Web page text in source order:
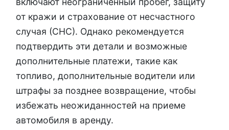
от кражи и страхование от несчастного
случая (СНС). Однако рекомендуется
подтвердить эти детали и возможные
дополнительные платежи, такие как
топливо, дополнительные водители или
штрафы за позднее возвращение, чтобы
избежать неожиданностей на приеме
автомобиля в аренду.